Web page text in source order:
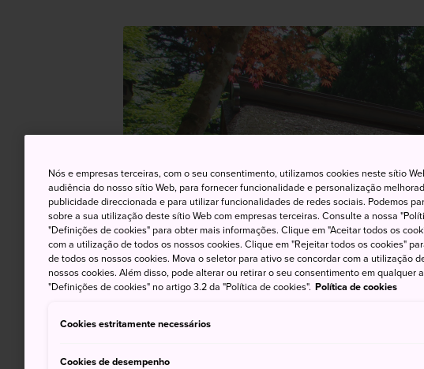
Nós e empresas terceiras, com o seu consentimento, utilizamos cookies neste sítio
audiência do nosso sítio Web, para fornecer funcionalidade e personalização
publicidade direccionada e para utilizar funcionalidades de redes sociais. Podemos
sobre a sua utilização deste sítio Web com empresas terceiras. Consulte a nossa
"Definições de cookies" para obter mais informações. Clique em "Aceitar todos os
com a utilização de todos os nossos cookies. Clique em "Rejeitar todos os cookies"
de todos os nossos cookies. Mova o seletor para ativo se concordar com a utilização
nossos cookies. Além disso, pode alterar ou retirar o seu consentimento em qualquer
"Definições de cookies" no artigo 3.2 da "Política de cookies". Política de cookies
Cookies estritamente necessários
Cookies de desempenho